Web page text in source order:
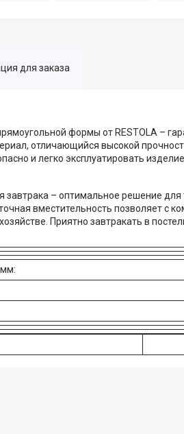
для заказа
формы от RESTOLA –
отличающийся высокой
и легко эксплуатировать
– оптимальное решение для
вместительность позволяет с
Приятно завтракать в